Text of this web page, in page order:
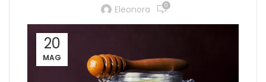
Eleonora 0
20
MAG